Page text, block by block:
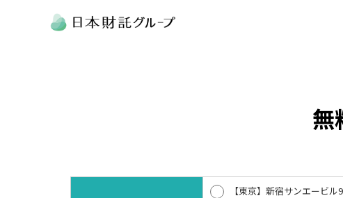
無
【東京】新宿サンエービル